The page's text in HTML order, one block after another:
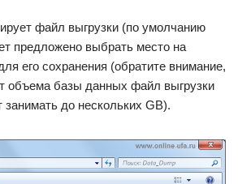
файл выгрузки (по умолчанию
предложено выбрать место на
его сохранения (обратите внимание,
объема базы данных файл выгрузки
до нескольких GB).